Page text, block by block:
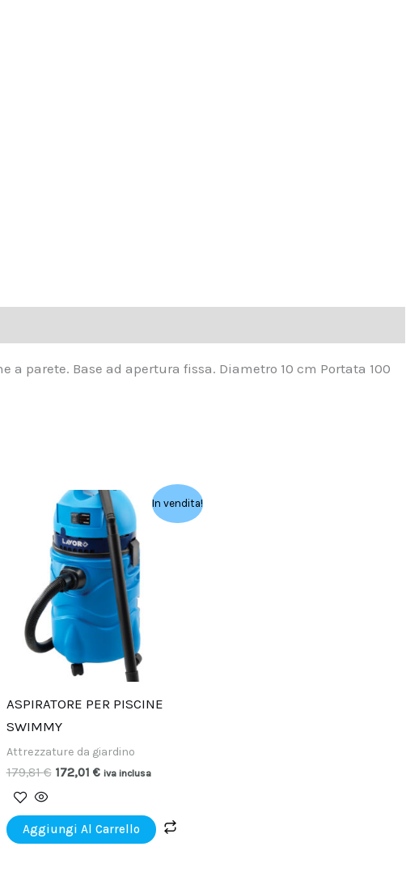
parete. Base ad apertura fissa. Diametro 10 cm Portata 100
In vendita!
ASPIRATORE PER PISCINE
SWIMMY
Attrezzature da giardino
179,81€
Il
prezzo
originale
era:
179,81 €.
172,01 €
Il
prezzo
attuale
è:
172,01 €.
iva inclusa
Aggiungi Al Carrello